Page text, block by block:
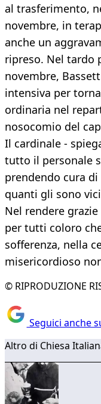
al trasferimento,
novembre, in
anche un
ripreso. Nel tardo
novembre,
intensiva per
ordinaria nel
nosocomio del
Il cardinale -
tutto il personale
prendendo cura
quanti gli sono
Nel rendere
per tutti coloro
sofferenza, nella
misericordioso
© RIPRODUZIONE
Seguici anche
Altro di Chiesa